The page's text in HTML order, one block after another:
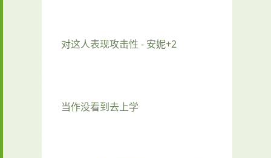
对这人表现攻击性 - 安妮+2
当作没看到去上学